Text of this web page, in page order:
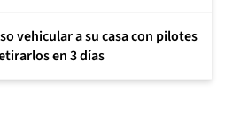
vehicular a su casa con pilotes
en 3 días